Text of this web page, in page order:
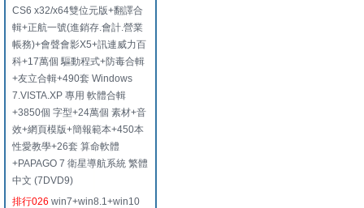
CS6 x32/x64雙位元版+翻譯合
輯+正航一號(進銷存.會計.營業
帳務)+會聲會影X5+訊連威力百
科+17萬個 驅動程式+防毒合輯
+友立合輯+490套 Windows
7.VISTA.XP 專用 軟體合輯
+3850個 字型+24萬個 素材+音
效+網頁模版+簡報範本+450本
性愛教學+26套 算命軟體
+PAPAGO 7 衛星導航系統 繁體
中文 (7DVD9)
排行026 win7+win8.1+win10